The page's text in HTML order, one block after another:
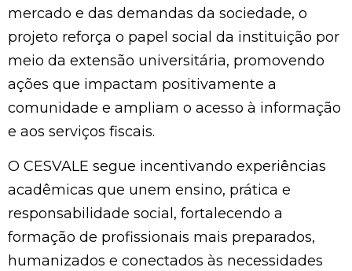
mercado e das demandas da sociedade, o
projeto reforça o papel social da instituição por
meio da extensão universitária, promovendo
ações que impactam positivamente a
comunidade e ampliam o acesso à informação
e aos serviços fiscais.
O CESVALE segue incentivando experiências
acadêmicas que unem ensino, prática e
responsabilidade social, fortalecendo a
formação de profissionais mais preparados,
humanizados e conectados às necessidades